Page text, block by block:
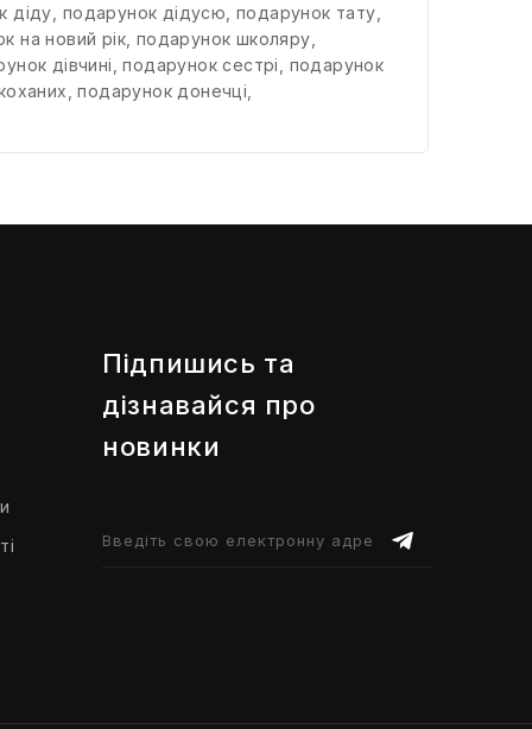
діду подарунок дідусю подарунок тату
на новий рік подарунок школяру
дівчині ,подарунок сестрі
подарунок
,подарунок донечці
Підпишись та
дізнавайся про
новинки